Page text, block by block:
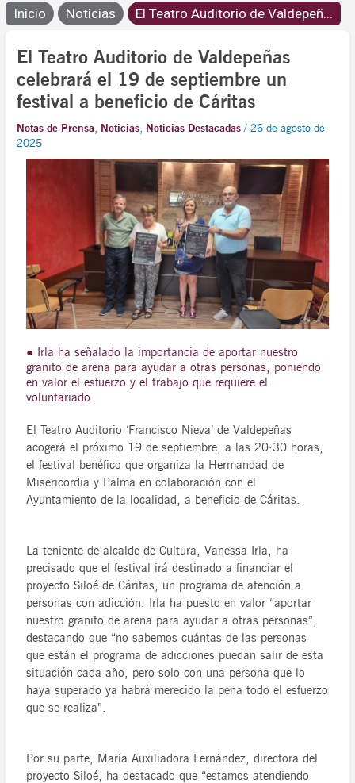
Inicio Noticias El Teatro Auditorio de Valdepeñ...
El Teatro Auditorio de Valdepeñas
celebrará el 19 de septiembre un
festival a beneficio de Cáritas
Notas de Prensa, Noticias, Noticias Destacadas /26 de agosto de
2025
● Irla ha señalado la importancia de aportar nuestro
granito de arena para ayudar a otras personas, poniendo
en valor el esfuerzo y el trabajo que requiere el
voluntariado.
El Teatro Auditorio ‘Francisco Nieva’ de Valdepeñas
acogerá el próximo 19 de septiembre, a las 20:30 horas,
el festival benéfico que organiza la Hermandad de
Misericordia y Palma en colaboración con el
Ayuntamiento de la localidad, a beneficio de Cáritas.
La teniente de alcalde de Cultura, Vanessa Irla, ha
precisado que el festival irá destinado a financiar el
proyecto Siloé de Cáritas, un programa de atención a
personas con adicción. Irla ha puesto en valor “aportar
nuestro granito de arena para ayudar a otras personas”,
destacando que “no sabemos cuántas de las personas
que están el programa de adicciones puedan salir de esta
situación cada año, pero solo con una persona que lo
haya superado ya habrá merecido la pena todo el esfuerzo
que se realiza”.
Por su parte, María Auxiliadora Fernández, directora del
proyecto Siloé, ha destacado que “estamos atendiendo